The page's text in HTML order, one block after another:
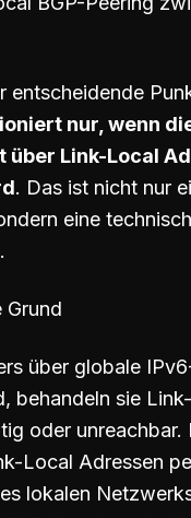
entscheidende
nur, wenn
über Link-Local
. Das ist nicht nur
eine
Grund
über globale
behandeln sie
oder unreachbar.
Local Adressen
lokalen